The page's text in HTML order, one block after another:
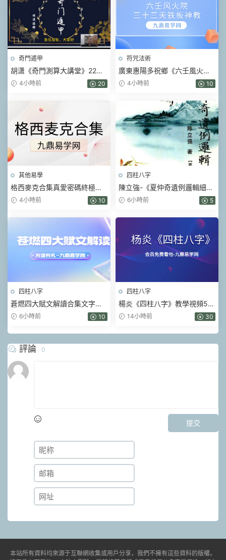
奇門遁甲
胡潇《奇門測算大講堂》22集
視頻4小時前 20
符咒法術
廣東惠陽多祝鄉《六壬風火院
三十三天鐵闆神教》4本pdf
4小時前 10
其他易學
格西麥克合集真愛密碼終極商
業智慧金剛經智慧人生當和尚
4小時前 10
四柱八字
陳立強-《夏仲奇遺例邏輯細解
【第 1~7 篇】、》174頁–彩色
6小時前 5
四柱八字
蒼燃四大賦文解讀合集文字版
pdf6小時前 10
四柱八字
楊炎《四柱八字》教學視頻56
集 14小時前 30
評論 0
提交
本站所有資料均來源于互聯網收集或用戶分享，我們不擁有這些資料的版權。